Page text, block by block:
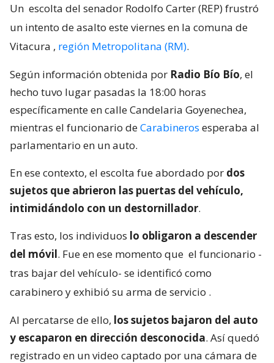
Un escolta del senador Rodolfo Carter (REP) frustró
un intento de asalto este viernes en la comuna de
Vitacura , región Metropolitana (RM).
Según información obtenida por Radio Bío Bío, el
hecho tuvo lugar pasadas la 18:00 horas
específicamente en calle Candelaria Goyenechea,
mientras el funcionario deCarabineros esperaba al
parlamentario en un auto.
En ese contexto, el escolta fue abordado por dos
sujetos que abrieron las puertas del vehículo,
intimidándolo con un destornillador.
Tras esto, los individuos lo obligaron a descender
del móvil. Fue en ese momento que el funcionario -
tras bajar del vehículo- se identificó como
carabinero y exhibió su arma de servicio .
Al percatarse de ello, los sujetos bajaron del auto
y escaparon en dirección desconocida. Así quedó
registrado en un video captado por una cámara de